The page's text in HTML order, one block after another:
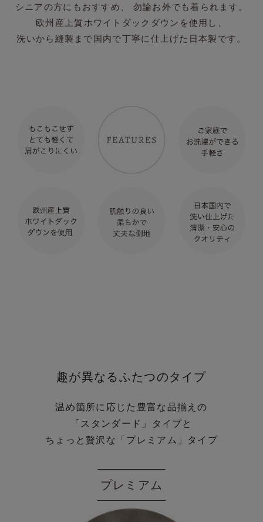
シニアの方にもおすすめ、 勿論お外でも着られます。
欧州産上質ホワイトダックダウンを使用し、
洗いから縫製まで国内で丁寧に仕上げた日本製です。
趣が異なるふたつのタイプ
温め箇所に応じた豊富な品揃えの
「スタンダード」タイプと
ちょっと贅沢な「プレミアム」タイプ
プレミアム